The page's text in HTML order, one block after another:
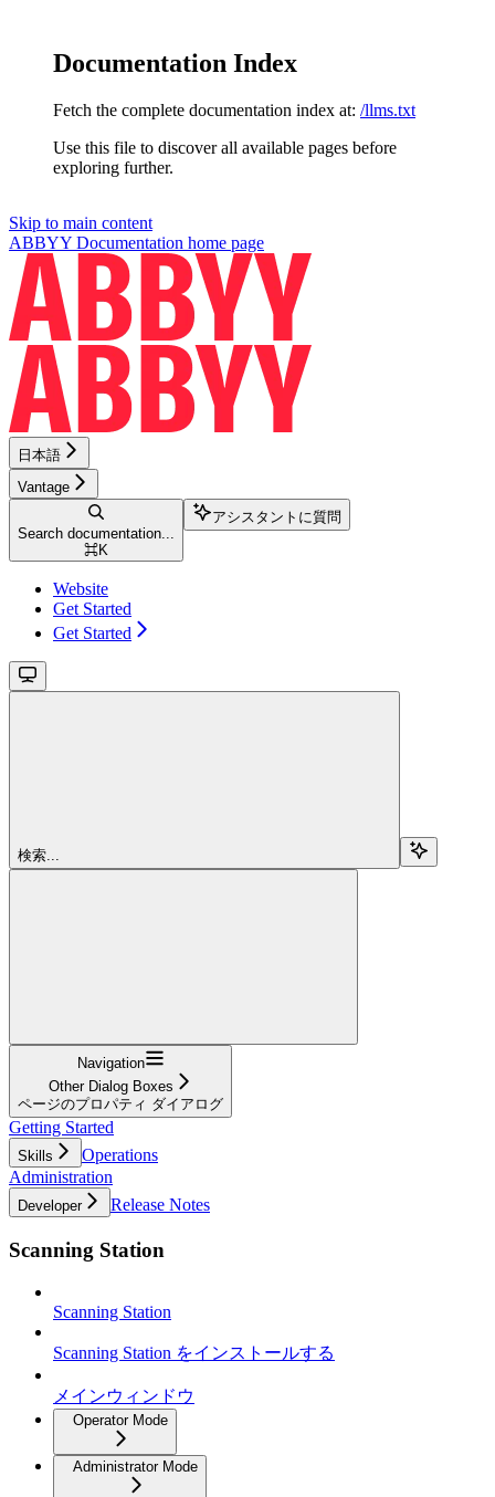
Documentation Index
Fetch the complete documentation index at: /llms.txt
Use this file to discover all available pages before
exploring further.
Skip to main content
ABBYY Documentation home page
日本語
Vantage
Search documentation...
⌘K
アシスタントに質問
Website
Get Started
Get Started
検索...
Navigation
Other Dialog Boxes
ページのプロパティ ダイアログ
Getting Started
Skills
Operations
Administration
Developer Release Notes
Scanning Station
Scanning Station
Scanning Station をインストールする
メインウィンドウ
Operator Mode
Administrator Mode